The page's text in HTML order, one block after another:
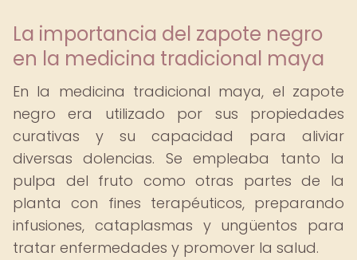
La importancia del zapote negro
en la medicina tradicional maya
En la medicina tradicional maya, el zapote
negro era utilizado por sus propiedades
curativas y su capacidad para aliviar
diversas dolencias. Se empleaba tanto la
pulpa del fruto como otras partes de la
planta con fines terapéuticos, preparando
infusiones, cataplasmas y ungüentos para
tratar enfermedades y promover la salud.